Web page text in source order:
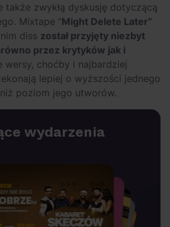
także zwykłą dyskusję dotyczącą
Mixtape “Might Delete Later”
diss został przyjęty niezbyt
przez krytyków jak i
wersy, choćby i najbardziej
lepiej o wyższości jednego
poziom jego utworów.
wydarzenia